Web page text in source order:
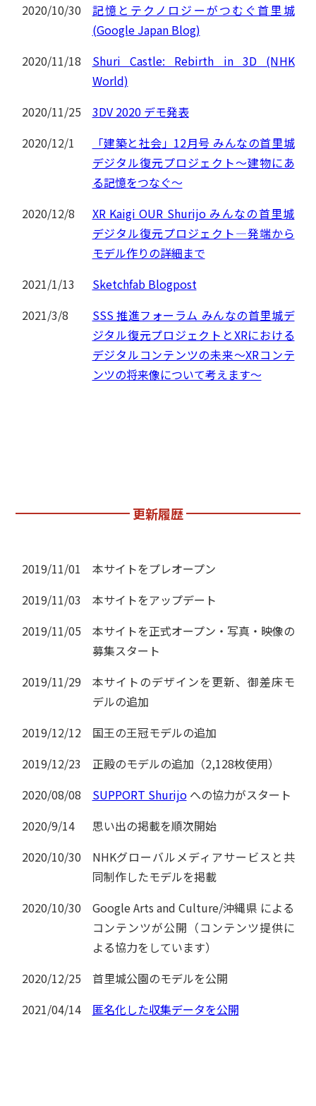
2020/10/30
記憶とテクノロジーがつむぐ首里城
(Google Japan Blog)
2020/11/18
Shuri Castle: Rebirth in 3D (NHK
World)
2020/11/25
3DV 2020 デモ発表
2020/12/1
「建築と社会」12月号 みんなの首里城
デジタル復元プロジェクト～建物にあ
る記憶をつなぐ～
2020/12/8
XR Kaigi OUR Shurijo みんなの首里城
デジタル復元プロジェクト―発端から
モデル作りの詳細まで
2021/1/13
Sketchfab Blogpost
2021/3/8
SSS 推進フォーラム みんなの首里城デ
ジタル復元プロジェクトとXRにおける
デジタルコンテンツの未来～XRコンテ
ンツの将来像について考えます～
更新履歴
2019/11/01
本サイトをプレオープン
2019/11/03
本サイトをアップデート
2019/11/05
本サイトを正式オープン・写真・映像の
募集スタート
2019/11/29
本サイトのデザインを更新、御差床モ
デルの追加
2019/12/12
国王の王冠モデルの追加
2019/12/23
正殿のモデルの追加（2,128枚使用）
2020/08/08
SUPPORT Shurijoへの協力がスタート
2020/9/14
思い出の掲載を順次開始
2020/10/30
NHKグローバルメディアサービスと共
同制作したモデルを掲載
2020/10/30
Google Arts and Culture/沖縄県 による
コンテンツが公開（コンテンツ提供に
よる協力をしています）
2020/12/25
首里城公園のモデルを公開
2021/04/14
匿名化した収集データを公開